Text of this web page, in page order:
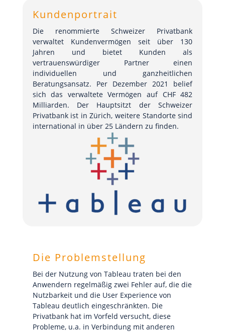
Kundenportrait
Die renommierte Schweizer Privatbank
verwaltet Kundenvermögen seit über 130
Jahren und bietet Kunden als
vertrauenswürdiger Partner einen
individuellen und ganzheitlichen
Beratungsansatz. Per Dezember 2021 belief
sich das verwaltete Vermögen auf CHF 482
Milliarden. Der Hauptsitzt der Schweizer
Privatbank ist in Zürich, weitere Standorte sind
international in über 25 Ländern zu finden.
Die Problemstellung
Bei der Nutzung von Tableau traten bei den
Anwendern regelmäßig zwei Fehler auf, die die
Nutzbarkeit und die User Experience von
Tableau deutlich eingeschränkten. Die
Privatbank hat im Vorfeld versucht, diese
Probleme, u.a. in Verbindung mit anderen